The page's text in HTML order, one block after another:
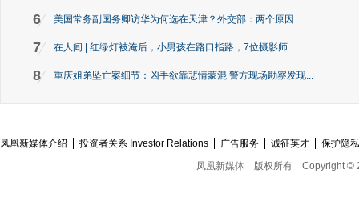
6 美国常务副国务卿访华为何选在天津？外交部：两个原因
7 在人间 | 红绿灯被淹后，小男孩在路口指路，7位摄影师...
8 重庆姐弟坠亡案细节：凶手欲靠悲情蒙混 警方现场勘察发现...
凤凰新媒体介绍 投资者关系 Investor Relations 广告服务 诚征英才
保护隐
凤凰新媒体
版权所有 Copyright ©